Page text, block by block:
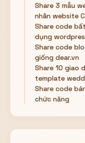
Share 3 mẫu
nhân website
Share code
dụng
Share code
giống dear.vn
Share 10 giao
template
Share code
chức năng